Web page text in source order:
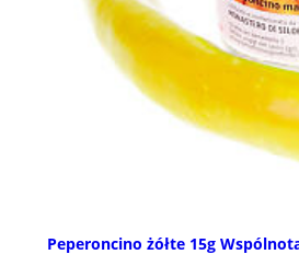
Peperoncino żółte 15g